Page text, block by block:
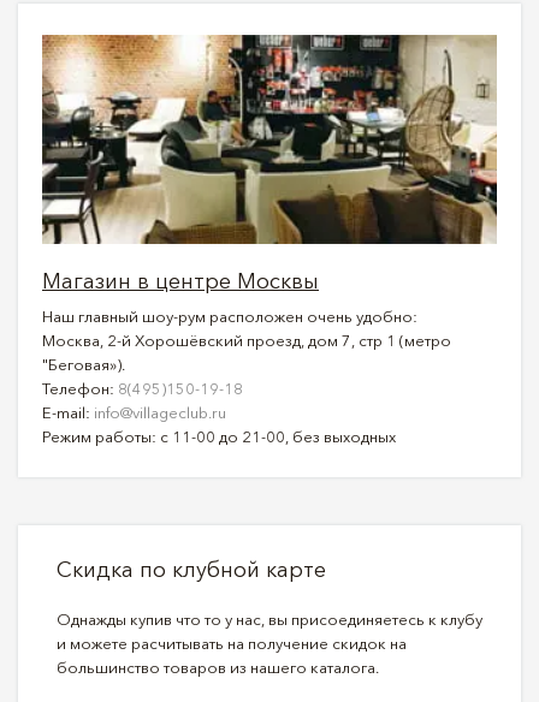
Магазин в центре Москвы
Наш главный шоу-рум расположен очень удобно:
Москва, 2-й Хорошёвский проезд, дом 7, стр 1 (метро
"Беговая»).
Телефон: 8(495)150-19-18
E-mail: info@villageclub.ru
Режим работы: с 11-00 до 21-00, без выходных
Скидка по клубной карте
Однажды купив что то у нас, вы присоединяетесь к клубу
и можете расчитывать на получение скидок на
большинство товаров из нашего каталога.